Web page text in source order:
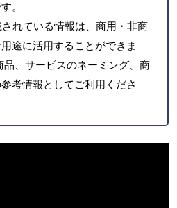
。
れている情報は、商用・非商
途に活用することができま
、サービスのネーミング、商
考情報としてご利用くださ